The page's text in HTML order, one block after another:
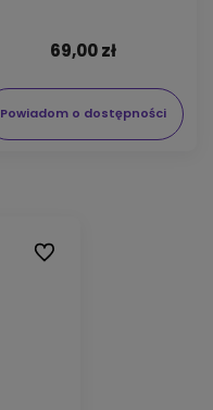
69,00 zł
Powiadom o dostępności
Do ulubionych